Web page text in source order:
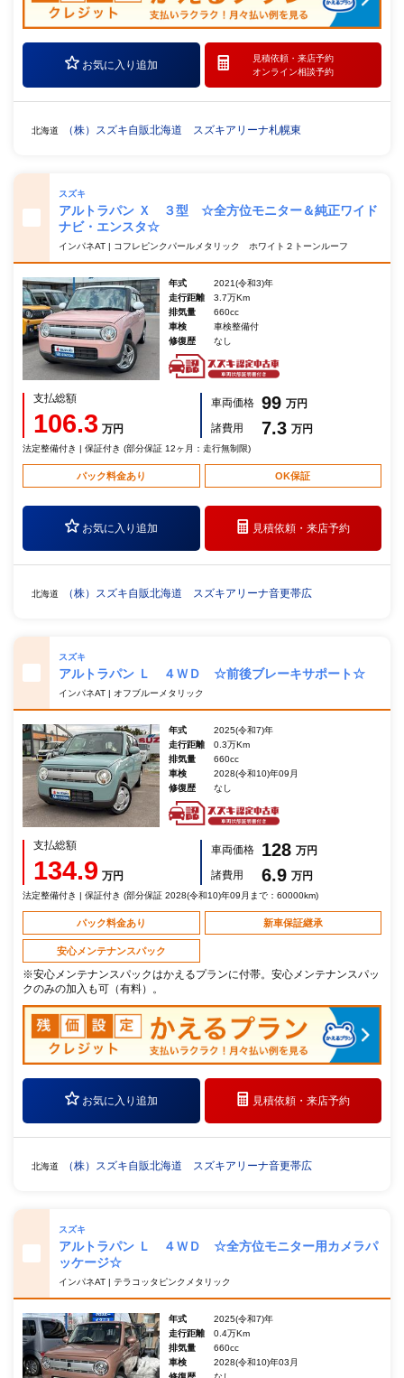
お気に入り追加
見積依頼・ 来店予約
オンライン相談予約
北海道 （株）スズキ自販北海道 スズキアリーナ札幌東
スズキ
アルトラパン Ｘ ３型 ☆全方位モニター＆純正ワイド
ナビ・エンスタ☆
インパネAT | コフレピンクパールメタリック ホワイト２トーンルーフ
年式
2021(令和3)年
走行距離
3.7万Km
排気量
660cc
車検
車検整備付
修復歴
なし
支払総額
106.3 万円
車両価格 99 万円
諸費用
7.3 万円
法定整備付き | 保証付き (部分保証 12ヶ月：走行無制限)
パック料金あり OK保証
お気に入り追加 見積依頼・来店予約
北海道 （株）スズキ自販北海道 スズキアリーナ音更帯広
スズキ
アルトラパン Ｌ ４ＷＤ ☆前後ブレーキサポート☆
インパネAT | オフブルーメタリック
年式
2025(令和7)年
走行距離
0.3万Km
排気量
660cc
車検
2028(令和10)年09月
修復歴
なし
支払総額
134.9 万円
車両価格 128 万円
諸費用
6.9 万円
法定整備付き | 保証付き (部分保証 2028(令和10)年09月まで：60000km)
パック料金あり 新車保証継承
安心メンテナンスパック
※安心メンテナンスパックはかえるプランに付帯。安心メンテナンスパッ
クのみの加入も可（有料）。
お気に入り追加 見積依頼・来店予約
北海道 （株）スズキ自販北海道 スズキアリーナ音更帯広
スズキ
アルトラパン Ｌ ４ＷＤ ☆全方位モニター用カメラパ
ッケージ☆
インパネAT | テラコッタピンクメタリック
年式
2025(令和7)年
走行距離
0.4万Km
排気量
660cc
車検
2028(令和10)年03月